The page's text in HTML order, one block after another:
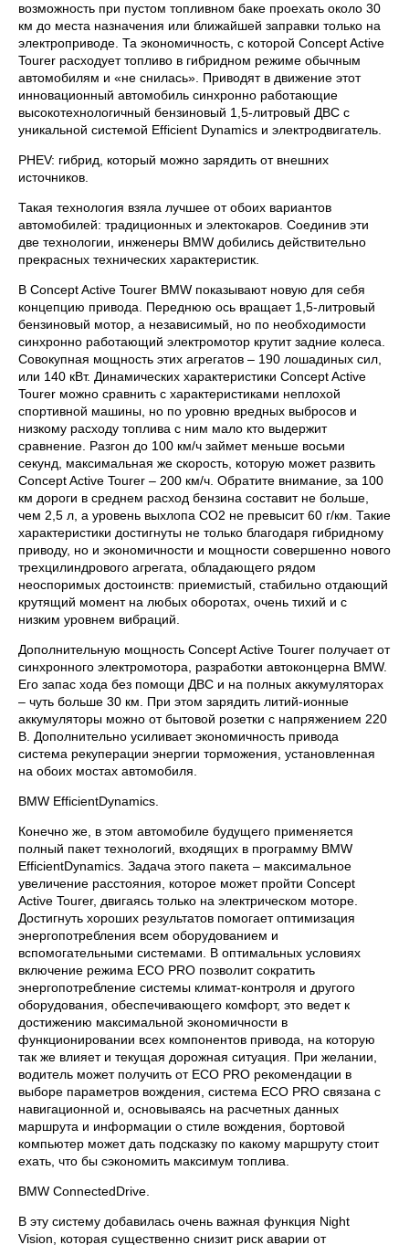
возможность при пустом топливном баке проехать около 30
км до места назначения или ближайшей заправки только на
электроприводе. Та экономичность, с которой Concept Active
Tourer расходует топливо в гибридном режиме обычным
автомобилям и «не снилась». Приводят в движение этот
инновационный автомобиль синхронно работающие
высокотехнологичный бензиновый 1,5-литровый ДВС с
уникальной системой Efficient Dynamics и электродвигатель.
PHEV: гибрид, который можно зарядить от внешних
источников.
Такая технология взяла лучшее от обоих вариантов
автомобилей: традиционных и электокаров. Соединив эти
две технологии, инженеры BMW добились действительно
прекрасных технических характеристик.
В Concept Active Tourer BMW показывают новую для себя
концепцию привода. Переднюю ось вращает 1,5-литровый
бензиновый мотор, а независимый, но по необходимости
синхронно работающий электромотор крутит задние колеса.
Совокупная мощность этих агрегатов – 190 лошадиных сил,
или 140 кВт. Динамических характеристики Concept Active
Tourer можно сравнить с характеристиками неплохой
спортивной машины, но по уровню вредных выбросов и
низкому расходу топлива с ним мало кто выдержит
сравнение. Разгон до 100 км/ч займет меньше восьми
секунд, максимальная же скорость, которую может развить
Concept Active Tourer – 200 км/ч. Обратите внимание, за 100
км дороги в среднем расход бензина составит не больше,
чем 2,5 л, а уровень выхлопа СО2 не превысит 60 г/км. Такие
характеристики достигнуты не только благодаря гибридному
приводу, но и экономичности и мощности совершенно нового
трехцилиндрового агрегата, обладающего рядом
неоспоримых достоинств: приемистый, стабильно отдающий
крутящий момент на любых оборотах, очень тихий и с
низким уровнем вибраций.
Дополнительную мощность Concept Active Tourer получает от
синхронного электромотора, разработки автоконцерна BMW.
Его запас хода без помощи ДВС и на полных аккумуляторах
– чуть больше 30 км. При этом зарядить литий-ионные
аккумуляторы можно от бытовой розетки с напряжением 220
В. Дополнительно усиливает экономичность привода
система рекуперации энергии торможения, установленная
на обоих мостах автомобиля.
BMW EfficientDynamics.
Конечно же, в этом автомобиле будущего применяется
полный пакет технологий, входящих в программу BMW
EfficientDynamics. Задача этого пакета – максимальное
увеличение расстояния, которое может пройти Concept
Active Tourer, двигаясь только на электрическом моторе.
Достигнуть хороших результатов помогает оптимизация
энергопотребления всем оборудованием и
вспомогательными системами. В оптимальных условиях
включение режима ECO PRO позволит сократить
энергопотребление системы климат-контроля и другого
оборудования, обеспечивающего комфорт, это ведет к
достижению максимальной экономичности в
функционировании всех компонентов привода, на которую
так же влияет и текущая дорожная ситуация. При желании,
водитель может получить от ECO PRO рекомендации в
выборе параметров вождения, система ECO PRO связана с
навигационной и, основываясь на расчетных данных
маршрута и информации о стиле вождения, бортовой
компьютер может дать подсказку по какому маршруту стоит
ехать, что бы сэкономить максимум топлива.
BMW ConnectedDrive.
В эту систему добавилась очень важная функция Night
Vision, которая существенно снизит риск аварии от